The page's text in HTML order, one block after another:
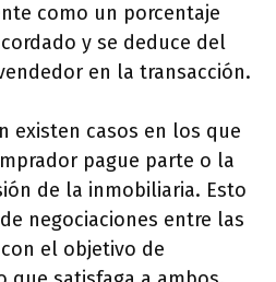
como un porcentaje
y se deduce del
en la transacción.
existen casos en los que
pague parte o la
de la inmobiliaria. Esto
negociaciones entre las
el objetivo de